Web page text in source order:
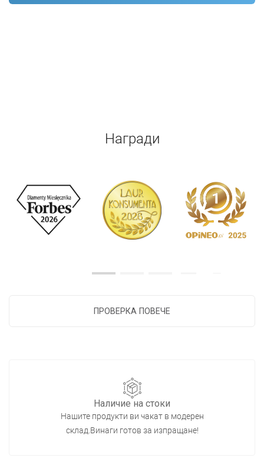
Награди
ПРОВЕРКА ПОВЕЧЕ
Наличие на стоки
Нашите продукти ви чакат в модерен
склад.Винаги готов за изпращане!